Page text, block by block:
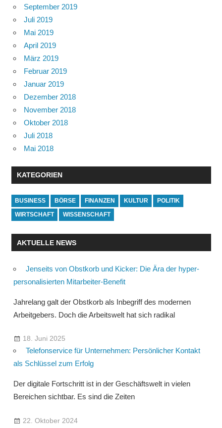
September 2019
Juli 2019
Mai 2019
April 2019
März 2019
Februar 2019
Januar 2019
Dezember 2018
November 2018
Oktober 2018
Juli 2018
Mai 2018
KATEGORIEN
BUSINESS BÖRSE FINANZEN KULTUR POLITIK
WIRTSCHAFT WISSENSCHAFT
AKTUELLE NEWS
Jenseits von Obstkorb und Kicker: Die Ära der hyper-
personalisierten Mitarbeiter-Benefit
Jahrelang galt der Obstkorb als Inbegriff des modernen
Arbeitgebers. Doch die Arbeitswelt hat sich radikal
18. Juni 2025
Telefonservice für Unternehmen: Persönlicher Kontakt
als Schlüssel zum Erfolg
Der digitale Fortschritt ist in der Geschäftswelt in vielen
Bereichen sichtbar. Es sind die Zeiten
22. Oktober 2024